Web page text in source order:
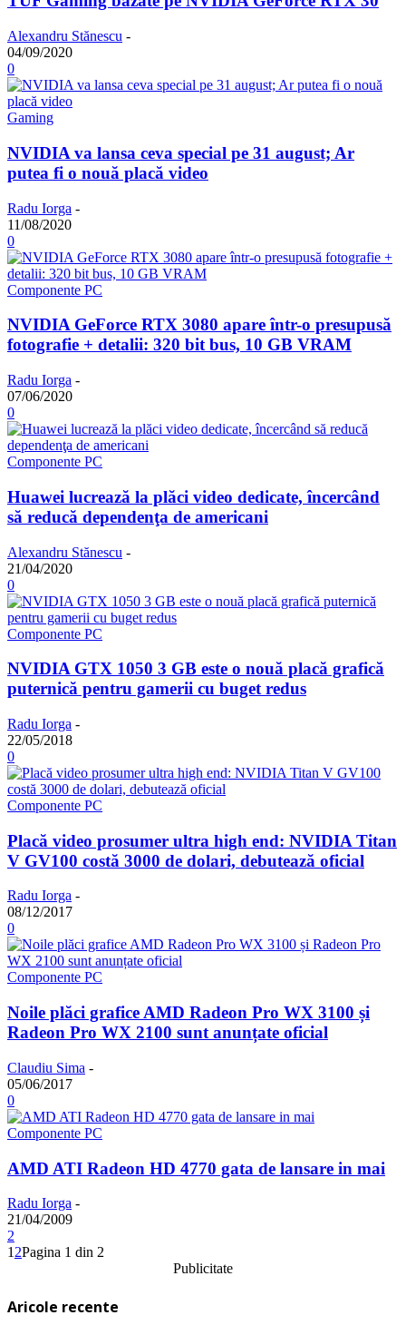
Alexandru Stănescu -
04/09/2020
0
Gaming
NVIDIA va lansa ceva special pe 31 august; Ar
putea fi o nouă placă video
Radu Iorga -
11/08/2020
0
Componente PC
NVIDIA GeForce RTX 3080 apare într-o presupusă
fotografie + detalii: 320 bit bus, 10 GB VRAM
Radu Iorga -
07/06/2020
0
Componente PC
Huawei lucrează la plăci video dedicate, încercând
să reducă dependenţa de americani
Alexandru Stănescu -
21/04/2020
0
Componente PC
NVIDIA GTX 1050 3 GB este o nouă placă grafică
puternică pentru gamerii cu buget redus
Radu Iorga -
22/05/2018
0
Componente PC
Placă video prosumer ultra high end: NVIDIA Titan
V GV100 costă 3000 de dolari, debutează oficial
Radu Iorga -
08/12/2017
0
Componente PC
Noile plăci grafice AMD Radeon Pro WX 3100 și
Radeon Pro WX 2100 sunt anunțate oficial
Claudiu Sima -
05/06/2017
0
Componente PC
AMD ATI Radeon HD 4770 gata de lansare in mai
Radu Iorga -
21/04/2009
2
1 2Pagina 1 din 2
Publicitate
Aricole recente